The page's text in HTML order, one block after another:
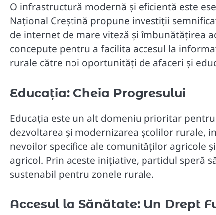
O infrastructură modernă și eficientă este
Național Creștină propune investiții
de internet de mare viteză și îmbunătățirea
concepute pentru a facilita accesul la
rurale către noi oportunități de afaceri și
Educația: Cheia Progresului
Educația este un alt domeniu prioritar
dezvoltarea și modernizarea școlilor rurale,
nevoilor specifice ale comunităților agricole
agricol. Prin aceste inițiative, partidul speră
sustenabil pentru zonele rurale.
Accesul la Sănătate: Un Drept